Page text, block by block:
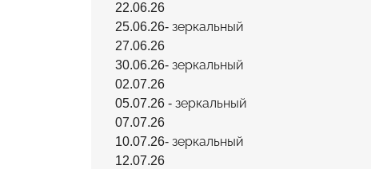
22.06.26
25.06.26- зеркальный
27.06.26
30.06.26- зеркальный
02.07.26
05.07.26 - зеркальный
07.07.26
10.07.26- зеркальный
12.07.26